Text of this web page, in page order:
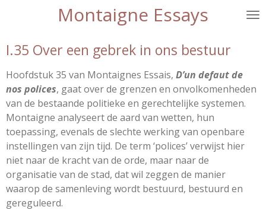
de
hoofdinhoud
Montaigne Essays
I.35 Over een gebrek in ons bestuur
Hoofdstuk 35 van Montaignes Essais, D’un defaut de
nos polices, gaat over de grenzen en onvolkomenheden
van de bestaande politieke en gerechtelijke systemen.
Montaigne analyseert de aard van wetten, hun
toepassing, evenals de slechte werking van openbare
instellingen van zijn tijd. De term ‘polices’ verwijst hier
niet naar de kracht van de orde, maar naar de
organisatie van de stad, dat wil zeggen de manier
waarop de samenleving wordt bestuurd, bestuurd en
gereguleerd.